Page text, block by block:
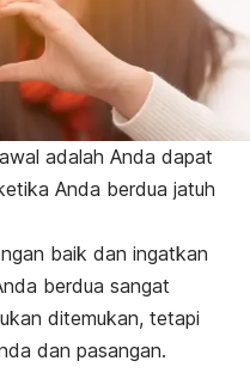
adalah Anda dapat
Anda berdua jatuh
baik dan ingatkan
berdua sangat
ditemukan, tetapi
dan pasangan.